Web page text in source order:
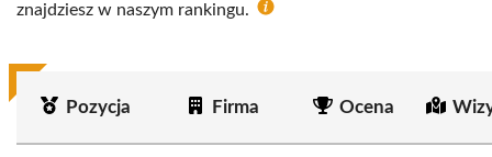
znajdziesz w naszym rankingu.
Pozycja Firma Ocena